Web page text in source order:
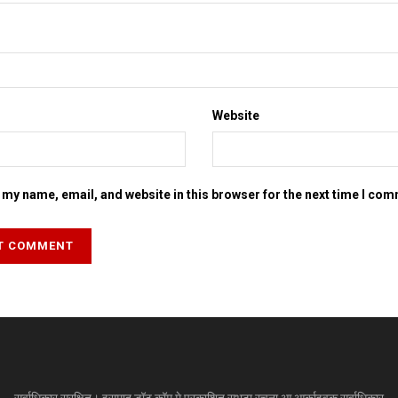
Website
my name, email, and website in this browser for the next time I